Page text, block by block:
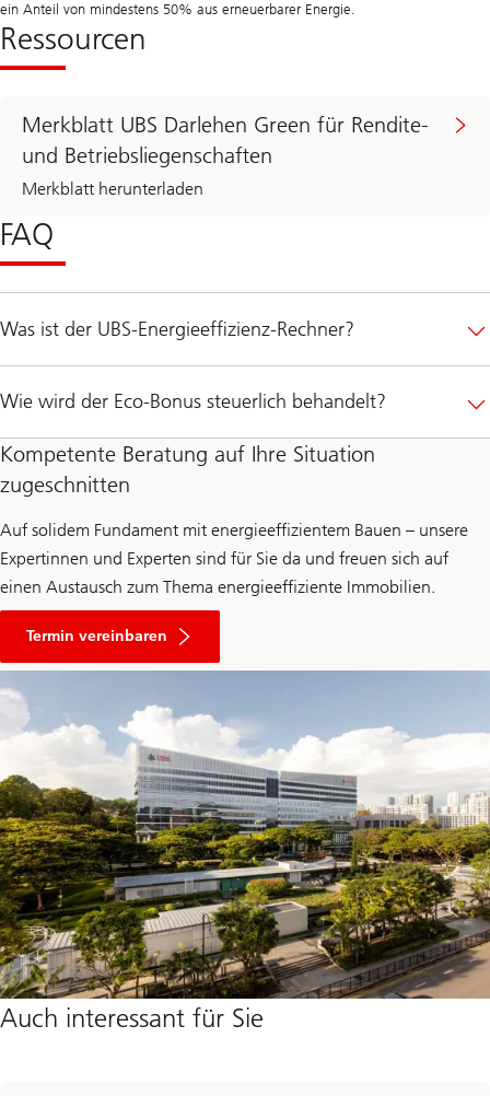
ein Anteil von mindestens 50% aus erneuerbarer Energie.
Ressourcen
Merkblatt UBS Darlehen Green für Rendite-
und Betriebsliegenschaften
Merkblatt herunterladen
FAQ
Was ist der UBS-Energieeffizienz-Rechner?
Wie wird der Eco-Bonus steuerlich behandelt?
Kompetente Beratung auf Ihre Situation
zugeschnitten
Auf solidem Fundament mit energieeffizientem Bauen – unsere
Expertinnen und Experten sind für Sie da und freuen sich auf
einen Austausch zum Thema energieeffiziente Immobilien.
Termin vereinbaren
Auch interessant für Sie